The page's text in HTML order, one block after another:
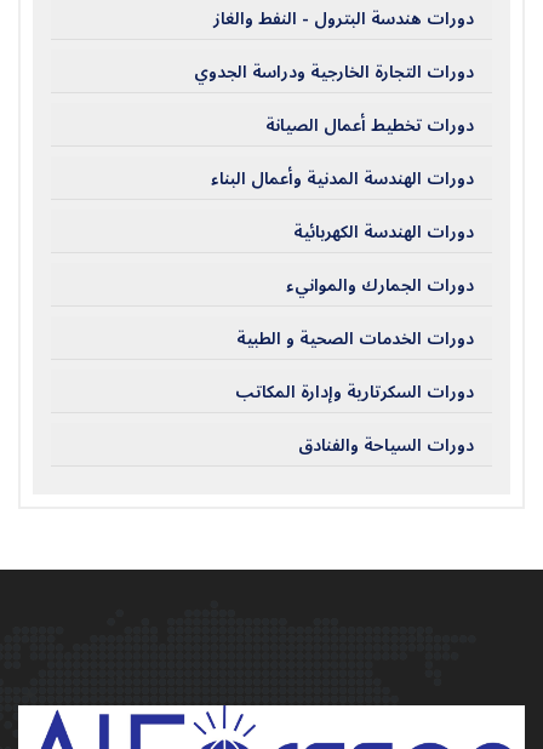
دورات هندسة البترول - النفط والغاز
دورات التجارة الخارجية ودراسة الجدوي
دورات تخطيط أعمال الصيانة
دورات الهندسة المدنية وأعمال البناء
دورات الهندسة الكهربائية
دورات الجمارك والموانيء
دورات الخدمات الصحية و الطبية
دورات السكرتارية وإدارة المكاتب
دورات السياحة والفنادق